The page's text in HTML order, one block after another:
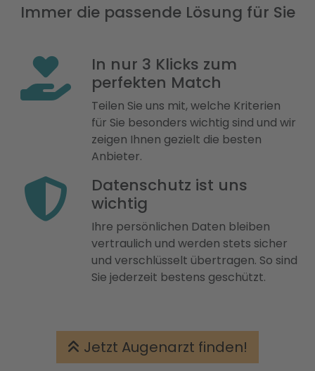
Immer die passende Lösung für Sie
In nur 3 Klicks zum
perfekten Match
Teilen Sie uns mit, welche Kriterien
für Sie besonders wichtig sind und wir
zeigen Ihnen gezielt die besten
Anbieter.
Datenschutz ist uns
wichtig
Ihre persönlichen Daten bleiben
vertraulich und werden stets sicher
und verschlüsselt übertragen. So sind
Sie jederzeit bestens geschützt.
Jetzt Augenarzt finden!